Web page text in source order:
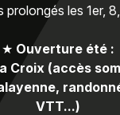
prolongés les 1er,
★ Ouverture été :
Croix (accès
VTT...)